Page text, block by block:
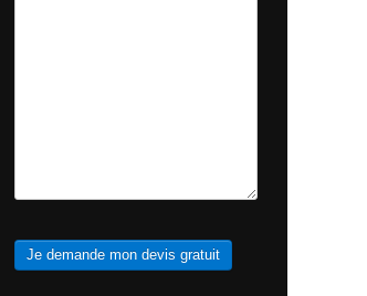
Je demande mon devis gratuit